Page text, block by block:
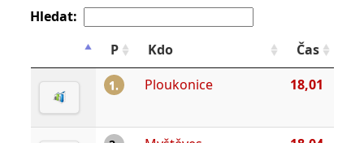
Hledat:
P
Kdo Čas
1. Ploukonice 18,01